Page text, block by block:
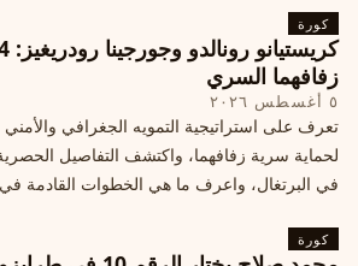
كورة
زفافهما السري
٥ أغسطس ٢٠٢٦
تعرف على استراتيجية التمويه الجغرافي والأمني
لحماية سرية زفافهما، واكتشف التفاصيل
في البرتغال، واعرف ما هي الخطوات القادمة
كورة